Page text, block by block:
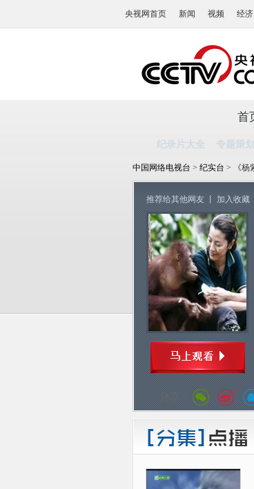
央视网首页 新闻 视频 经济
首
纪录片大全 专题策划
中国网络电视台 > 纪实台 > 《杨
推荐给其他网友 加入收藏
分享：